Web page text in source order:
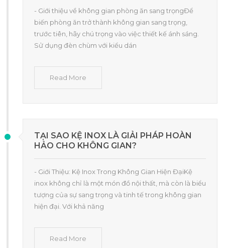
- Giới thiệu về không gian phòng ăn sang trọngĐể
biến phòng ăn trở thành không gian sang trọng,
trước tiên, hãy chú trọng vào việc thiết kế ánh sáng.
Sử dụng đèn chùm với kiểu dán
Read More
TẠI SAO KỆ INOX LÀ GIẢI PHÁP HOÀN
HẢO CHO KHÔNG GIAN?
- Giới Thiệu: Kệ Inox Trong Không Gian Hiện ĐạiKệ
inox không chỉ là một món đồ nội thất, mà còn là biểu
tượng của sự sang trọng và tinh tế trong không gian
hiện đại. Với khả năng
Read More